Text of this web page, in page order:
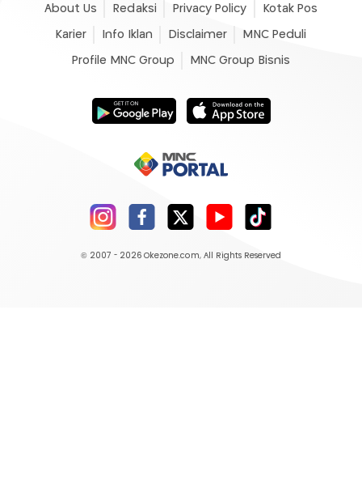
About Us Redaksi Privacy Policy Kotak Pos
Karier Info Iklan Disclaimer MNC Peduli
Profile MNC Group MNC Group Bisnis
© 2007 - 2026 Okezone.com, All Rights Reserved